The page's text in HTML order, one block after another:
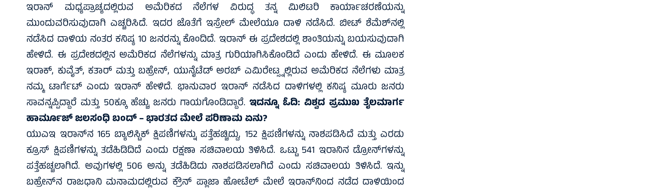
ಇರಾನ್ ಮಧ್ಯಪ್ರಾಚ್ಯದಲ್ಲಿರುವ ಅಮೆರಿಕದ ನೆಲೆಗಳ ವಿರುದ್ಧ ತನ್ನ ಮಿಲಿಟರಿ ಕಾರ್ಯಾಚರಣೆಯನ್ನು
ಮುಂದುವರಿಸುವುದಾಗಿ ಎಚ್ಚರಿಸಿದೆ. ಇದರ ಜೊತೆಗೆ ಇಸ್ರೇಲ್ ಮೇಲೆಯೂ ದಾಳಿ ನಡೆಸಿದೆ. ಬೀಟ್ ಶೆಮೆಶ್‌ನಲ್ಲಿ
ನಡೆಸಿದ ದಾಳಿಯ ನಂತರ ಕನಿಷ್ಠ 10 ಜನರನ್ನು ಕೊಂದಿದೆ. ಇರಾನ್ ಈ ಪ್ರದೇಶದಲ್ಲಿ ಶಾಂತಿಯನ್ನು ಬಯಸುವುದಾಗಿ
ಹೇಳಿದೆ. ಈ ಪ್ರದೇಶದಲ್ಲಿನ ಅಮೆರಿಕದ ನೆಲೆಗಳನ್ನು ಮಾತ್ರ ಗುರಿಯಾಗಿಸಿಕೊಂಡಿದೆ ಎಂದು ಹೇಳಿದೆ. ಈ ಮೂಲಕ
ಇರಾಕ್, ಕುವೈತ್, ಕತಾರ್ ಮತ್ತು ಬಹ್ರೇನ್, ಯುನೈಟೆಡ್ ಅರಬ್ ಎಮಿರೇಟ್ಸ್ನಲ್ಲಿರುವ ಅಮೆರಿಕದ ನೆಲೆಗಳು ಮಾತ್ರ
ನಮ್ಮ ಟಾರ್ಗೆಟ್ ಎಂದು ಇರಾನ್ ಹೇಳಿದೆ. ಭಾನುವಾರ ಇರಾನ್ ನಡೆಸಿದ ದಾಳಿಗಳಲ್ಲಿ ಕನಿಷ್ಠ ಮೂರು ಜನರು
ಸಾವನ್ನಪ್ಪಿದ್ದಾರೆ ಮತ್ತು 50ಕ್ಕೂ ಹೆಚ್ಚು ಜನರು ಗಾಯಗೊಂಡಿದ್ದಾರೆ. ಇದನ್ನೂ ಓದಿ:ವಿಶ್ವದ ಪ್ರಮುಖ ತೈಲಮಾರ್ಗ
ಹಾರ್ಮೂಜ್‌ ಜಲಸಂಧಿ ಬಂದ್‌ – ಭಾರತದ ಮೇಲೆ ಪರಿಣಾಮ ಏನು?
ಯುಎಇ ಇರಾನ್‌ನ 165 ಬ್ಯಾಲಿಸ್ಟಿಕ್ ಕ್ಷಿಪಣಿಗಳನ್ನು ಪತ್ತೆಹಚ್ಚಿದ್ದು, 152 ಕ್ಷಿಪಣಿಗಳನ್ನು ನಾಶಪಡಿಸಿದೆ ಮತ್ತು ಎರಡು
ಕ್ರೂಸ್ ಕ್ಷಿಪಣಿಗಳನ್ನು ತಡೆಹಿಡಿದಿದೆ ಎಂದು ರಕ್ಷಣಾ ಸಚಿವಾಲಯ ತಿಳಿಸಿದೆ. ಒಟ್ಟು 541 ಇರಾನಿನ ಡ್ರೋನ್‌ಗಳನ್ನು
ಪತ್ತೆಹಚ್ಚಲಾಗಿದೆ. ಅವುಗಳಲ್ಲಿ 506 ಅನ್ನು ತಡೆಹಿಡಿದು ನಾಶಪಡಿಸಲಾಗಿದೆ ಎಂದು ಸಚಿವಾಲಯ ತಿಳಿಸಿದೆ. ಇನ್ನು
ಬಹ್ರೇನ್‌ನ ರಾಜಧಾನಿ ಮನಾಮದಲ್ಲಿರುವ ಕ್ರೌನ್ ಪ್ಲಾಜಾ ಹೋಟೆಲ್ ಮೇಲೆ ಇರಾನ್‌ನಿಂದ ನಡೆದ ದಾಳಿಯಿಂದ